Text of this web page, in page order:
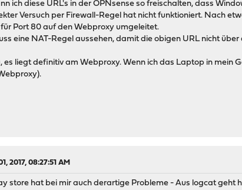
ich diese URL's in der OPNsense so freischalten, dass
Versuch per Firewall-Regel hat nicht funktioniert. Nach
Port 80 auf den Webproxy umgeleitet.
eine NAT-Regel aussehen, damit die obigen URL nicht über
es liegt definitiv am Webproxy. Wenn ich das Laptop in
2017, 08:27:51 AM
store hat bei mir auch derartige Probleme - Aus logcat geht